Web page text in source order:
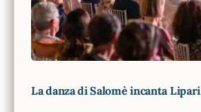
La danza di Salomè incanta Lipari